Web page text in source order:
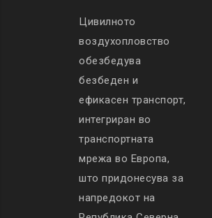
Цивилното
воздухопловство
обезбедува
безбеден и
ефикасен транспорт,
интегриран во
транспортната
мрежа во Европа,
што придонесува за
напредокот на